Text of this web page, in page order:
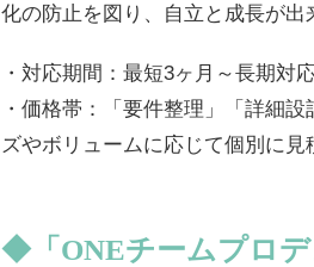
化の防止を図り、自立と成長が出
・対応期間：最短3ヶ月～長期対
・価格帯：「要件整理」「詳細
ズやボリュームに応じて個別に見
◆「ONEチームプロ